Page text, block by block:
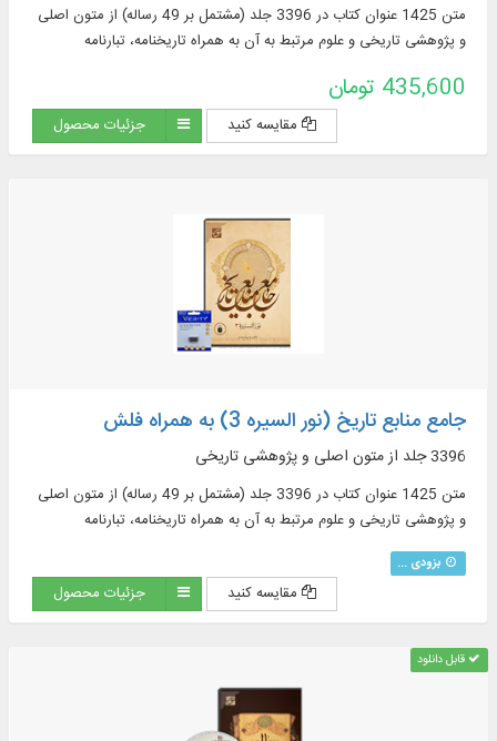
متن 1425 عنوان کتاب در 3396 جلد (مشتمل بر 49 رساله) از متون اصلی
و پژوهشی تاریخی و علوم مرتبط به آن به همراه تاریخنامه، تبارنامه
435,600 تومان
مقایسه کنید جزئیات محصول
جامع منابع تاریخ (نور السیره 3) به همراه فلش
3396 جلد از متون اصلی و پژوهشی تاریخی
متن 1425 عنوان کتاب در 3396 جلد (مشتمل بر 49 رساله) از متون اصلی
و پژوهشی تاریخی و علوم مرتبط به آن به همراه تاریخنامه، تبارنامه
بزودی ...
مقایسه کنید جزئیات محصول
قابل دانلود